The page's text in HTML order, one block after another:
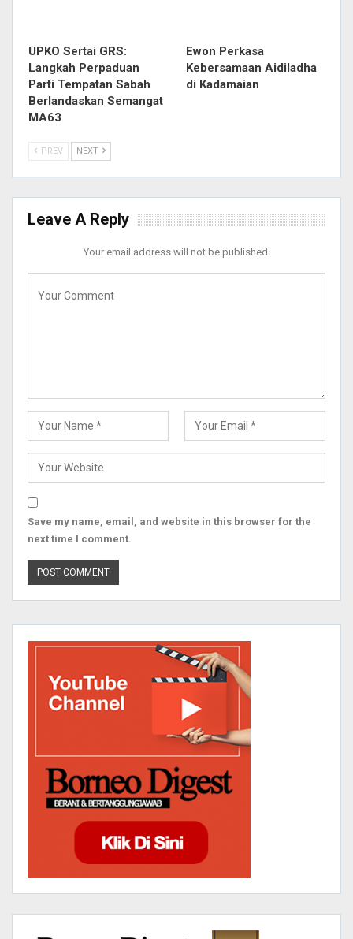
UPKO Sertai GRS:
Langkah Perpaduan
Parti Tempatan Sabah
Berlandaskan Semangat
MA63
Ewon Perkasa
Kebersamaan Aidiladha
di Kadamaian
PREV NEXT
Leave A Reply
Your email address will not be published.
Save my name, email, and website in this browser for the
next time I comment.